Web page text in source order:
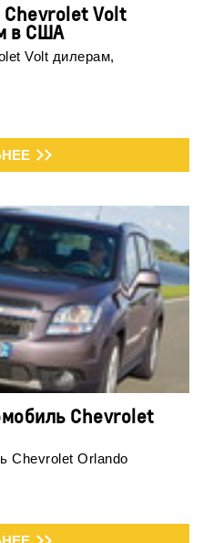
Chevrolet Volt
в США
Volt дилерам,
Chevrolet
Chevrolet Orlando